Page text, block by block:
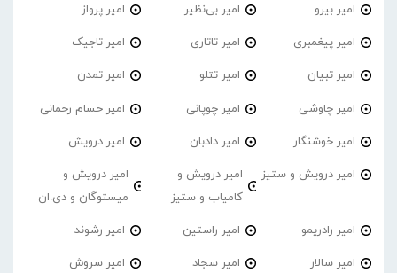
امیر بیرو امیر بی‌نظیر امیر پرواز
امیر پیغمبری امیر تاتاری امیر تاجیک
امیر تبیان امیر تتلو امیر تمدن
امیر چاوشی امیر چوپانی امیر حسام رحمانی
امیر خوشنگار امیر دادبان امیر درویش
امیر درویش و ستیز
امیر درویش و
کامیاب و ستیز
امیر درویش و
میستوگان و دی.ان
امیر رادریمو امیر راستین امیر رشوند
امیر سالار امیر سجاد امیر سروش